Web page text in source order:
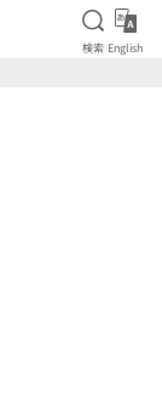
検索を
検索 English